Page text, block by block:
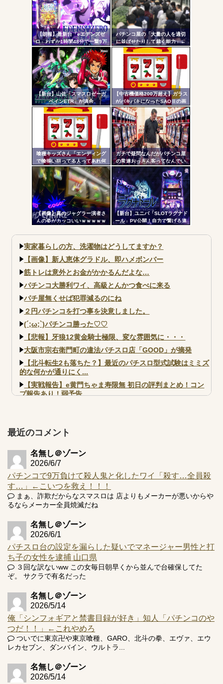
Powered by livedoor 相互RSS
ないで」
【朗報】最新台「eエデンズゼ
ロ」わずか1時間48分で一撃9万
5000発コンプリートを達成して
しまうｗ 究極LT期待出玉2万発
超えの現行最強スペックは伊達
じゃないな…
パチンコ屋の「大量の人を適切
に並ばせたりして裁く能力」←
これガチで凄いよなｗｗｗ
【新台】山佐「スマスロゼーガ
ペインETR」が適合
【中古機価格200万超え】ガラス
がバキバキになったSAOⅡの画
像が話題に…
喰種キッズさん「エンディング
で喰揃い狙ってる人ってあれ何
の意味があるの？」
ガチで疑問なんだがパチンコ屋
の常連おっさん客ってなんでい
つも同じ服着てるの？
【画像】真のジャグラー演者さ
んの姿がカッコいいｗｗｗｗｗ
【新台】ユニバ「SLOTラグナド
ール」PV公開！自力で繋げる連
ンク
自動
更新
ツー
ル
実家暮らしの方、洗濯物はどうしてますか？
【画像】新人恵体グラドル、即ハメボンバー
筋トレは意外とお金がかかるんだよな…
パチンコ大勝利ワイ、高級とんかつ食べに来る
パチ屋無くせば犯罪減るのにね
２円パチンコを打つ事を決意しました。
(´;ω;`)パチンコ勝った♡♡
【悲報】牙狼12黄金騎士極限、変な雰囲気に・・・
大阪市宗右衛門町の違法パチスロ店「GOOD」が摘発
【北斗転生2も落ちた？】最近のパチスロ型式試験はミミズ
的な何かが通りにく...
【実戦報告】e黄門ちゃま寿限無 初日の評判まとめ！コン
プ報告あり！弱予告...
Powered by livedoor 相互RSS
最近のコメント
名無し＠ゾーン
2026/6/7
パチンコで9万負けて殺人鬼と化したワイ「殺す…全員殺
す…」←こいつを救え！！！
まぁ、詐欺だからなスマスロは 店よりもメーカーが悪いからや
るならメーカー全員焼滅だね
名無し＠ゾーン
2026/6/1
パチスロ台の設定を漏らした疑いでマネージャー男性と打
ち子の女性を逮捕 山口県
３回な訳ないww この女毎日朝早くから並んで台確保してた
ぞ。 サクラで有名だった
名無し＠ゾーン
2026/5/14
俺「シンフォギアと禁書目録が好き」知人「パチンコのや
つだ！！」←これやめろ
ついでに東京卍や東京喰種、GARO、北斗の拳、エヴァ、エウ
レカセブン、ダンバイン、ウルトラ...
名無し＠ゾーン
2026/5/14